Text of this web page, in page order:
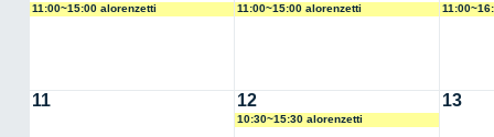
11:00~15:00 alorenzetti 11:00~15:00 alorenzetti
11 12
10:30~15:30 alorenzetti
13